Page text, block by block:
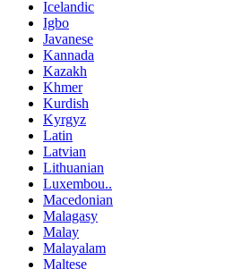
Icelandic
Igbo
Javanese
Kannada
Kazakh
Khmer
Kurdish
Kyrgyz
Latin
Latvian
Lithuanian
Luxembou..
Macedonian
Malagasy
Malay
Malayalam
Maltese